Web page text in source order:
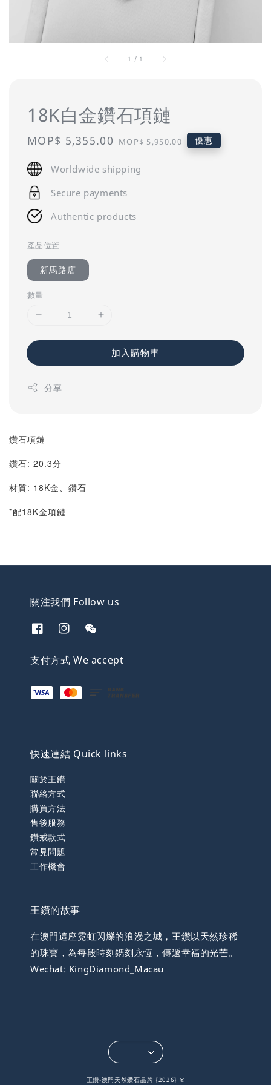
1 / 1
18K白金鑽石項鏈
Sale
MOP$ 5,355.00 Regular
MOP$ 5,950.00 優惠
Worldwide shipping
Secure payments
Authentic products
產品位置
新馬路店
數量
加入購物車
分享
鑽石項鏈
鑽石: 20.3分
材質: 18K金、鑽石
*配18K金項鏈
關注我們 Follow us
支付方式 We accept
快速連結 Quick links
關於王鑽
聯絡方式
購買方法
售後服務
鑽戒款式
常見問題
工作機會
王鑽的故事
在澳門這座霓虹閃爍的浪漫之城，王鑽以天然珍稀
的珠寶，為每段時刻鐫刻永恆，傳遞幸福的光芒。
Wechat: KingDiamond_Macau
王鑽-澳門天然鑽石品牌 {2026} ®